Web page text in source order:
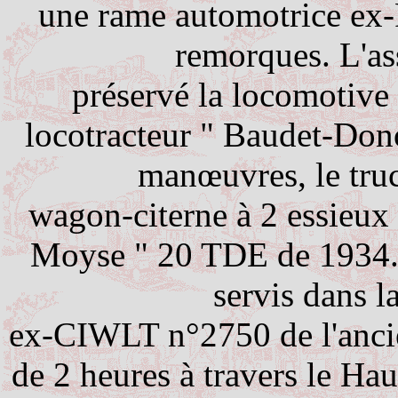
une rame automotrice
remorques.
préservé la locomotive
locotracteur " Baudet-
manœuvres, le
wagon-citerne à 2
Moyse " 20 TDE de
servis dans
ex-CIWLT n°2750 de
de 2 heures à travers le